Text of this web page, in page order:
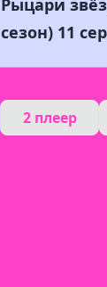
Рыцари
сезон) 11
2 плеер